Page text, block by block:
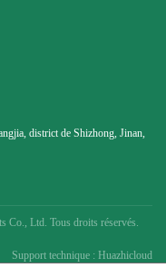
district de Shizhong, Jinan,
Co., Ltd. Tous droits réservés.
Support technique : Huazhicloud